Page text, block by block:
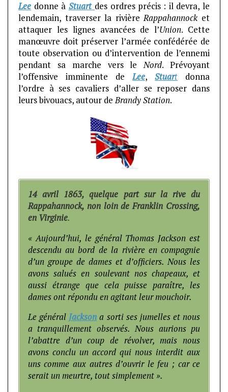
Lee donne à Stuart des ordres précis : il devra, le
lendemain, traverser la rivièreRappahannock et
attaquer les lignes avancées de l’Union. Cette
manœuvre doit préserver l’armée confédérée de
toute observation ou d’intervention de l’ennemi
pendant sa marche vers leNord. Prévoyant
l’offensive imminente deLee, Stuartdonna
l’ordre à ses cavaliers d’aller se reposer dans
leurs bivouacs, autour deBrandy Station.
14 avril 1863, quelque part sur la rive du
Rappahannock, non loin de Franklin Crossing,
en Virginie.
« Aujourd’hui, le général Thomas Jackson est
descendu au bord de la rivière en compagnie
d’un groupe de dames et d’officiers. Nous les
avons salués en soulevant nos chapeaux, et
aussi étrange que cela puisse paraître, les
dames ont répondu en agitant leur mouchoir.
Le général Jackson a sorti ses jumelles et nous
a tranquillement observés. Nous aurions pu
l’abattre d’un coup de révolver, mais nous
avons conclu un accord qui nous interdit aux
uns comme aux autres d’ouvrir le feu ; car ce
serait un meurtre, tout simplement ».